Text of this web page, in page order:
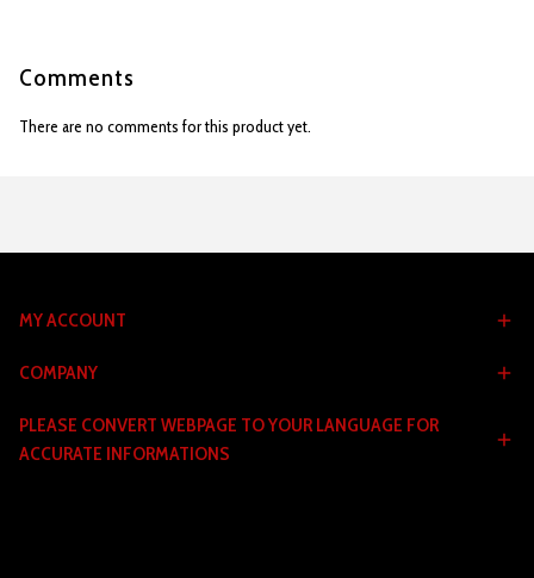
Comments
There are no comments for this product yet.
MY ACCOUNT
COMPANY
PLEASE CONVERT WEBPAGE TO YOUR LANGUAGE FOR
ACCURATE INFORMATIONS